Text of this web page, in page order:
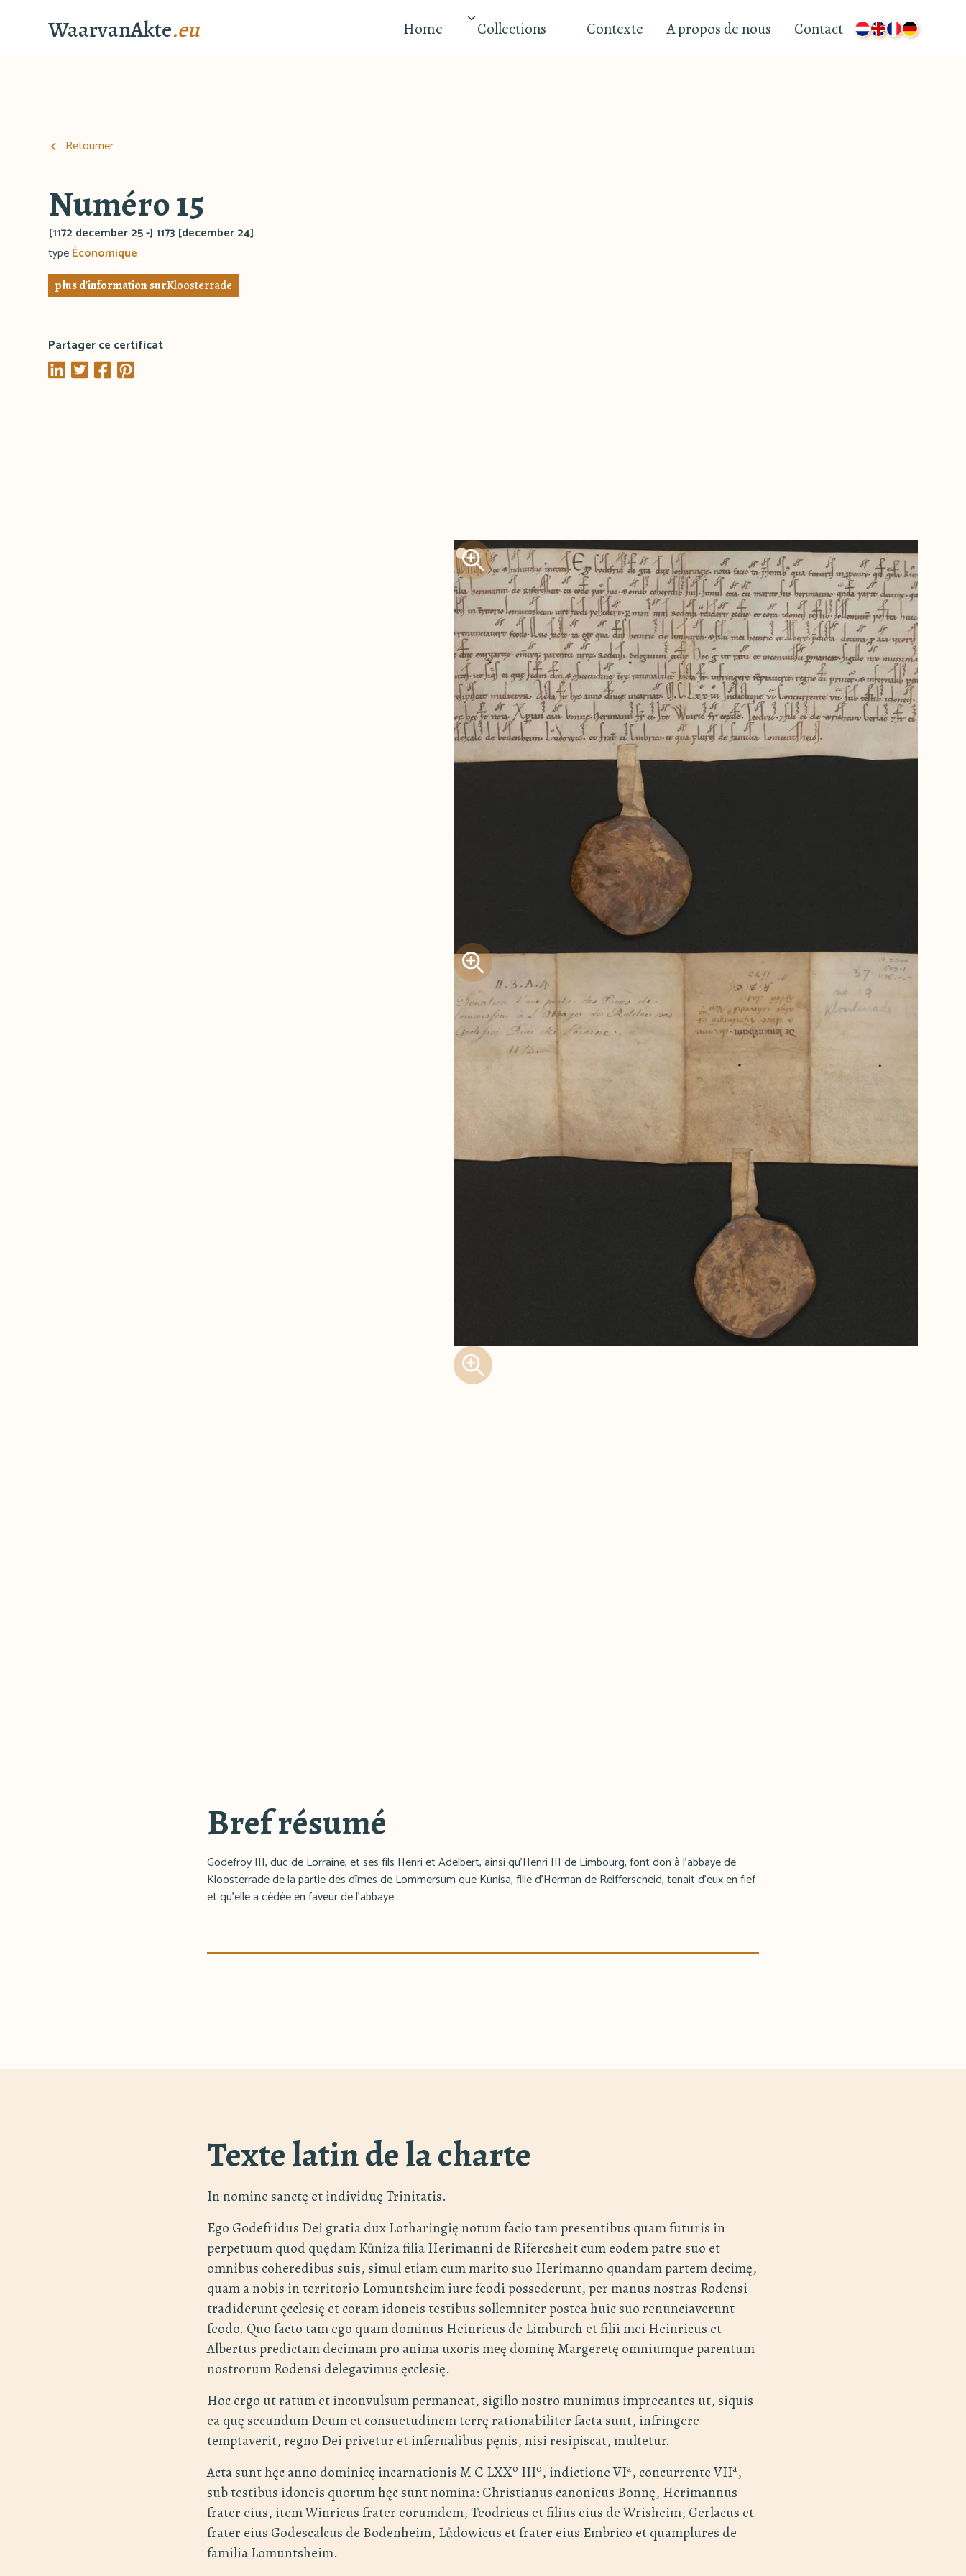
WaarvanAkte.eu Home Collections Contexte A propos de nous Contact
Retourner
Numéro 15
[1172 december 25 -] 1173 [december 24]
typeÉconomique
plus d'information surKloosterrade
Partager ce certificat
Bref résumé
Godefroy III, duc de Lorraine, et ses fils Henri et Adelbert, ainsi qu'Henri III de Limbourg, font don à l'abbaye de
Kloosterrade de la partie des dîmes de Lommersum que Kunisa, fille d'Herman de Reifferscheid, tenait d'eux en fief
et qu'elle a cédée en faveur de l'abbaye.
Texte latin de la charte
In nomine sanctę et individuę Trinitatis.
Ego Godefridus Dei gratia dux Lotharingię notum facio tam presentibus quam futuris in
perpetuum quod quędam Kůniza filia Herimanni de Rifercsheit cum eodem patre suo et
omnibus coheredibus suis, simul etiam cum marito suo Herimanno quandam partem decimę,
quam a nobis in territorio Lomuntsheim iure feodi possederunt, per manus nostras Rodensi
tradiderunt ęcclesię et coram idoneis testibus sollemniter postea huic suo renunciaverunt
feodo. Quo facto tam ego quam dominus Heinricus de Limburch et filii mei Heinricus et
Albertus predictam decimam pro anima uxoris meę dominę Margeretę omniumque parentum
nostrorum Rodensi delegavimus ęcclesię.
Hoc ergo ut ratum et inconvulsum permaneat, sigillo nostro munimus imprecantes ut, siquis
ea quę secundum Deum et consuetudinem terrę rationabiliter facta sunt, infringere
temptaverit, regno Dei privetur et infernalibus pęnis, nisi resipiscat, multetur.
Acta sunt hęc anno dominicę incarnationis M C LXXo IIIo, indictione VIa, concurrente VIIa,
sub testibus idoneis quorum hęc sunt nomina: Christianus canonicus Bonnę, Herimannus
frater eius, item Winricus frater eorumdem, Teodricus et filius eius de Wrisheim, Gerlacus et
frater eius Godescalcus de Bodenheim, Lůdowicus et frater eius Embrico et quamplures de
familia Lomuntsheim.